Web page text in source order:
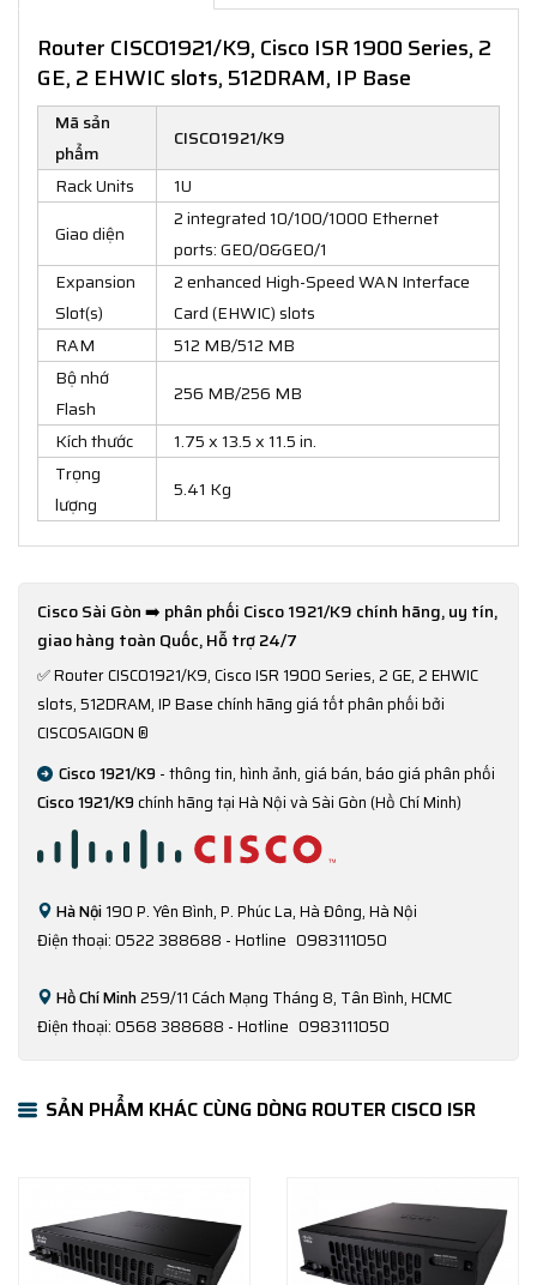
Router CISCO1921/K9, Cisco ISR 1900 Series, 2
GE, 2 EHWIC slots, 512DRAM, IP Base
Mã sản
phẩm
CISCO1921/K9
Rack Units
1U
Giao diện
2 integrated 10/100/1000 Ethernet
ports: GE0/0&GE0/1
Expansion
Slot(s)
2 enhanced High-Speed WAN Interface
Card (EHWIC) slots
RAM
512 MB/512 MB
Bộ nhớ
Flash
256 MB/256 MB
Kích thước
1.75 x 13.5 x 11.5 in.
Trọng
lượng
5.41 Kg
Cisco Sài Gòn ➡️ phân phối Cisco 1921/K9 chính hãng, uy tín,
giao hàng toàn Quốc, Hỗ trợ 24/7
✅Router CISCO1921/K9, Cisco ISR 1900 Series, 2 GE, 2 EHWIC
slots, 512DRAM, IP Base chính hãng giá tốt phân phối bởi
CISCOSAIGON ®
Cisco 1921/K9 - thông tin, hình ảnh, giá bán, báo giá phân phối
Cisco 1921/K9chính hãng tại Hà Nội và Sài Gòn (Hồ Chí Minh)
Hà Nội190 P. Yên Bình, P. Phúc La, Hà Đông, Hà Nội
Điện thoại: 0522 388688 - Hotline 0983111050
Hồ Chí Minh259/11 Cách Mạng Tháng 8, Tân Bình, HCMC
Điện thoại: 0568 388688 - Hotline 0983111050
SẢN PHẨM KHÁC CÙNG DÒNG ROUTER CISCO ISR